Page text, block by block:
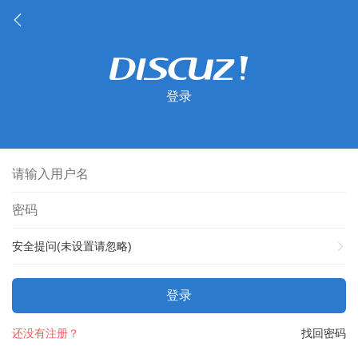
登录
安全提问(未设置请忽略)
登录
找回密码
还没有注册？